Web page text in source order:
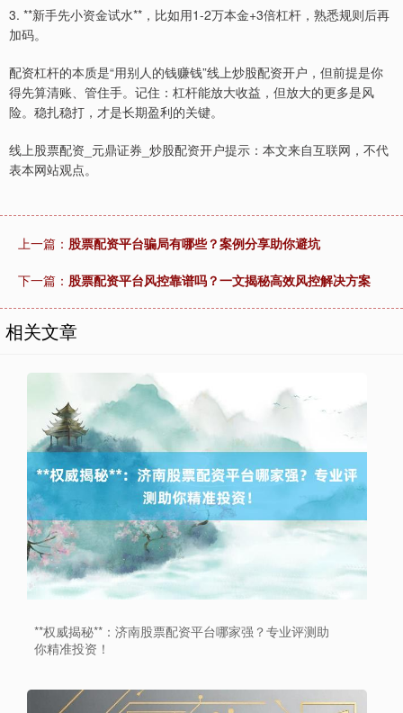
3. **新手先小资金试水**，比如用1-2万本金+3倍杠杆，熟悉规则后再
加码。
配资杠杆的本质是“用别人的钱赚钱”线上炒股配资开户，但前提是你
得先算清账、管住手。记住：杠杆能放大收益，但放大的更多是风
险。稳扎稳打，才是长期盈利的关键。
线上股票配资_元鼎证券_炒股配资开户提示：本文来自互联网，不代
表本网站观点。
上一篇： 股票配资平台骗局有哪些？案例分享助你避坑
下一篇： 股票配资平台风控靠谱吗？一文揭秘高效风控解决方案
相关文章
**权威揭秘**：济南股票配资平台哪家强？专业评测助
你精准投资！
上证综指 3940.04